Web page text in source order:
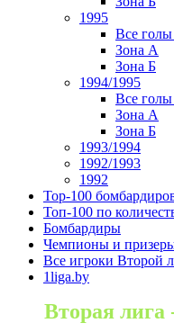
1995
Все голы
Зона А
Зона Б
1994/1995
Все голы
Зона А
Зона Б
1993/1994
1992/1993
1992
Top-100
Топ-100 по
Бомбардиры
Чемпионы и
Все игроки Второй
1liga.by
Вторая лига